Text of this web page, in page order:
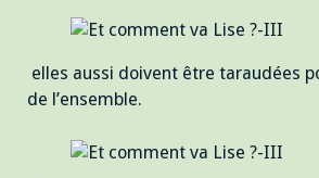
elles aussi doivent être taraudées
de l’ensemble.